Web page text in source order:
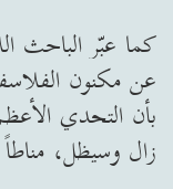
عن مكنون
بأن التحدي
زال وسيظل،